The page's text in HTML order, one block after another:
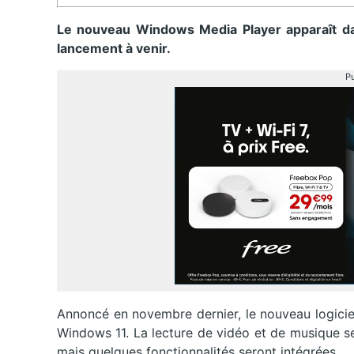
Le nouveau Windows Media Player apparaît
lancement à venir.
Annoncé en novembre dernier, le nouveau
Windows 11. La lecture de vidéo et de musique